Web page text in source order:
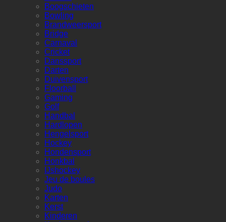
Boogschieten
Bowling
Brandweersport
Bridge
Carnaval
Cricket
Danssport
Darten
Duivensport
Floorball
Gaming
Golf
Handbal
Hardlopen
Hengelsport
Hockey
Hondensport
Honkbal
IJshockey
Jeu de boules
Judo
Karten
Kerst
Kinderen